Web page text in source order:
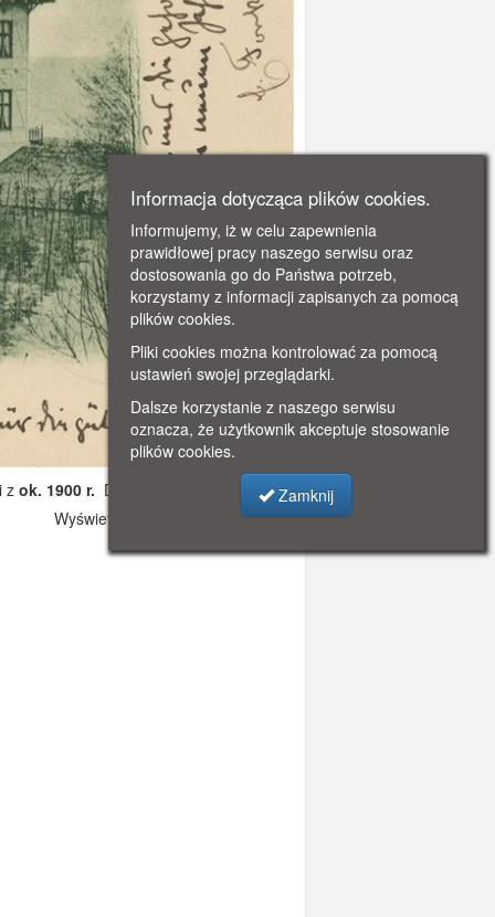
z ok. 1900 r. Dodano: 2019-10-31 17:03
Wyświetlono: 3409
Informacja dotycząca plików cookies.
Informujemy, iż w celu zapewnienia
prawidłowej pracy naszego serwisu oraz
dostosowania go do Państwa potrzeb,
korzystamy z informacji zapisanych za pomocą
plików cookies.
Pliki cookies można kontrolować za pomocą
ustawień swojej przeglądarki.
Dalsze korzystanie z naszego serwisu
oznacza, że użytkownik akceptuje stosowanie
plików cookies.
Zamknij